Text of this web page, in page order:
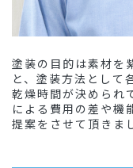
塗装の目的は素材を
と、塗装方法として
乾燥時間が決められ
による費用の差や機
提案をさせて頂きま